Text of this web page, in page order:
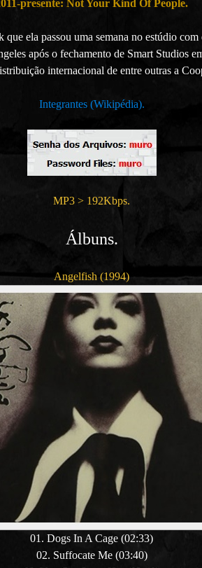
presente: Not Your Kind Of People.
ela passou uma semana no estúdio
após o fechamento de Smart
internacional de entre outras a
Integrantes (Wikipédia).
MP3 > 192Kbps.
Álbuns.
Angelfish (1994)
01. Dogs In A Cage (02:33)
02. Suffocate Me (03:40)